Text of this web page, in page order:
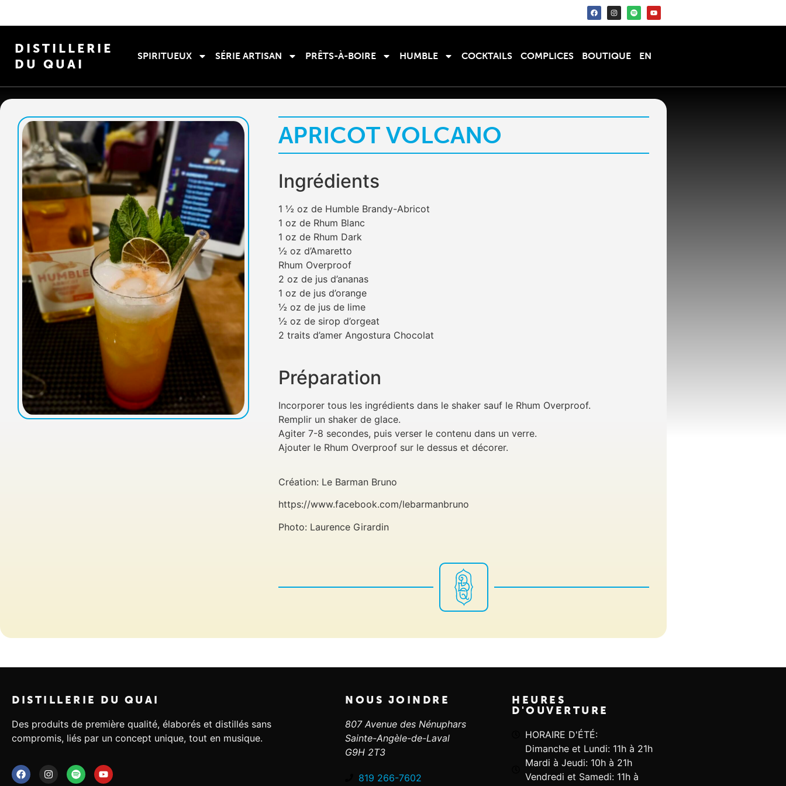
DISTILLERIE
DU QUAI
SPIRITUEUX SÉRIE ARTISAN PRÊTS-À-BOIRE HUMBLE COCKTAILS COMPLICES BOUTIQUE EN
APRICOT VOLCANO
Ingrédients
1 ½ oz de Humble Brandy-Abricot
1 oz de Rhum Blanc
1 oz de Rhum Dark
½ oz d’Amaretto
Rhum Overproof
2 oz de jus d’ananas
1 oz de jus d’orange
½ oz de jus de lime
½ oz de sirop d’orgeat
2 traits d’amer Angostura Chocolat
Préparation
Incorporer tous les ingrédients dans le shaker sauf le Rhum Overproof.
Remplir un shaker de glace.
Agiter 7-8 secondes, puis verser le contenu dans un verre.
Ajouter le Rhum Overproof sur le dessus et décorer.
Création: Le Barman Bruno
https://www.facebook.com/lebarmanbruno
Photo: Laurence Girardin
DISTILLERIE DU QUAI
Des produits de première qualité, élaborés et distillés sans
compromis, liés par un concept unique, tout en musique.
NOUS JOINDRE
807 Avenue des Nénuphars
Sainte-Angèle-de-Laval
G9H 2T3
819 266-7602
HEURES
D'OUVERTURE
HORAIRE D'ÉTÉ:
Dimanche et Lundi: 11h à 21h
Mardi à Jeudi: 10h à 21h
Vendredi et Samedi: 11h à